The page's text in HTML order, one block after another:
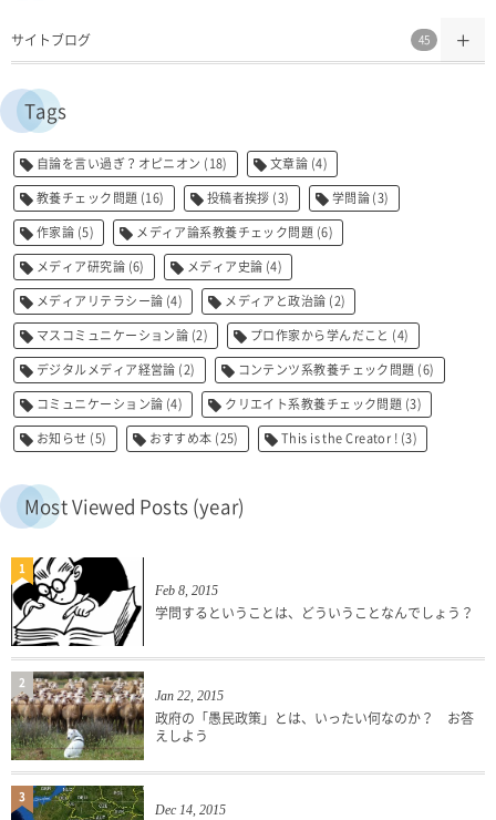
サイトブログ 45
Tags
自論を言い過ぎ？オピニオン (18) 文章論 (4)
教養チェック問題 (16) 投稿者挨拶 (3) 学問論(3)
作家論 (5) メディア論系教養チェック問題 (6)
メディア研究論 (6) メディア史論 (4)
メディアリテラシー論 (4) メディアと政治論 (2)
マスコミュニケーション論 (2) プロ作家から学んだこと (4)
デジタルメディア経営論 (2) コンテンツ系教養チェック問題 (6)
コミュニケーション論 (4) クリエイト系教養チェック問題 (3)
お知らせ (5) おすすめ本 (25) This is the Creator ! (3)
Most Viewed Posts (year)
Feb 8, 2015
学問するということは、どういうことなんでしょう？
1
Jan 22, 2015
政府の「愚民政策」とは、いったい何なのか？ お答
えしよう
2
Dec 14, 2015
3